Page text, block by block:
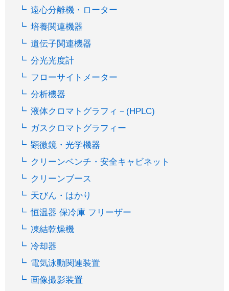
遠心分離機・ローター
培養関連機器
遺伝子関連機器
分光光度計
フローサイトメーター
分析機器
液体クロマトグラフィ－(HPLC)
ガスクロマトグラフィー
顕微鏡・光学機器
クリーンベンチ・安全キャビネット
クリーンブース
天びん・はかり
恒温器 保冷庫 フリーザー
凍結乾燥機
冷却器
電気泳動関連装置
画像撮影装置